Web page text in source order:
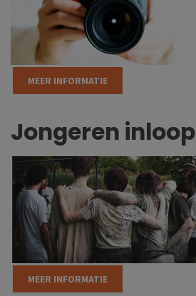
MEER INFORMATIE
Jongeren inloop
MEER INFORMATIE